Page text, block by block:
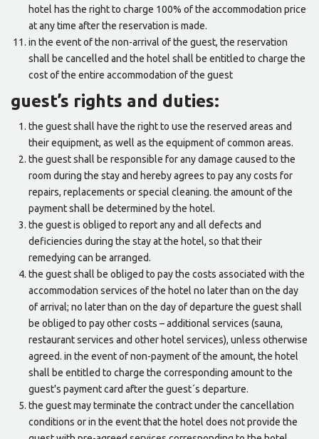
hotel has the right to charge 100% of the accommodation price
at any time after the reservation is made.
in the event of the non-arrival of the guest, the reservation
shall be cancelled and the hotel shall be entitled to charge the
cost of the entire accommodation of the guest
guest’s rights and duties:
the guest shall have the right to use the reserved areas and
their equipment, as well as the equipment of common areas.
the guest shall be responsible for any damage caused to the
room during the stay and hereby agrees to pay any costs for
repairs, replacements or special cleaning. the amount of the
payment shall be determined by the hotel.
the guest is obliged to report any and all defects and
deficiencies during the stay at the hotel, so that their
remedying can be arranged.
the guest shall be obliged to pay the costs associated with the
accommodation services of the hotel no later than on the day
of arrival; no later than on the day of departure the guest shall
be obliged to pay other costs – additional services (sauna,
restaurant services and other hotel services), unless otherwise
agreed. in the event of non-payment of the amount, the hotel
shall be entitled to charge the corresponding amount to the
guest's payment card after the guest´s departure.
the guest may terminate the contract under the cancellation
conditions or in the event that the hotel does not provide the